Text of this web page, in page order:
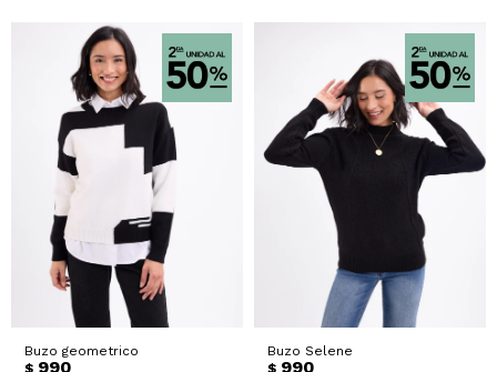
Buzo geometrico
$ 990
Buzo Selene
$ 990